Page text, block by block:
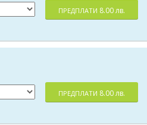
ПРЕДПЛАТИ 8.00 лв.
ПРЕДПЛАТИ 8.00 лв.